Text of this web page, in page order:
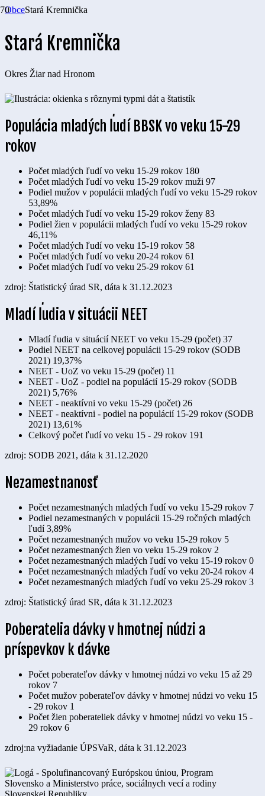
ObceStará Kremnička
Stará Kremnička
Okres Žiar nad Hronom
Populácia mladých ľudí BBSK vo veku 15-29
rokov
Počet mladých ľudí vo veku 15-29 rokov 180
Počet mladých ľudí vo veku 15-29 rokov muži 97
Podiel mužov v populácii mladých ľudí vo veku 15-29 rokov
53,89%
Počet mladých ľudí vo veku 15-29 rokov ženy 83
Podiel žien v populácii mladých ľudí vo veku 15-29 rokov
46,11%
Počet mladých ľudí vo veku 15-19 rokov 58
Počet mladých ľudí vo veku 20-24 rokov 61
Počet mladých ľudí vo veku 25-29 rokov 61
zdroj: Štatistický úrad SR, dáta k 31.12.2023
Mladí ľudia v situácii NEET
Mladí ľudia v situácií NEET vo veku 15-29 (počet) 37
Podiel NEET na celkovej populácii 15-29 rokov (SODB
2021) 19,37%
NEET - UoZ vo veku 15-29 (počet) 11
NEET - UoZ - podiel na populácií 15-29 rokov (SODB
2021) 5,76%
NEET - neaktívni vo veku 15-29 (počet) 26
NEET - neaktívni - podiel na populácií 15-29 rokov (SODB
2021) 13,61%
Celkový počet ľudí vo veku 15 - 29 rokov 191
zdroj: SODB 2021, dáta k 31.12.2020
Nezamestnanosť
Počet nezamestnaných mladých ľudí vo veku 15-29 rokov 7
Podiel nezamestnaných v populácii 15-29 ročných mladých
ľudí 3,89%
Počet nezamestnaných mužov vo veku 15-29 rokov 5
Počet nezamestnaných žien vo veku 15-29 rokov 2
Počet nezamestnaných mladých ľudí vo veku 15-19 rokov 0
Počet nezamestnaných mladých ľudí vo veku 20-24 rokov 4
Počet nezamestnaných mladých ľudí vo veku 25-29 rokov 3
zdroj: Štatistický úrad SR, dáta k 31.12.2023
Poberatelia dávky v hmotnej núdzi a
príspevkov k dávke
Počet poberateľov dávky v hmotnej núdzi vo veku 15 až 29
rokov 7
Počet mužov poberateľov dávky v hmotnej núdzi vo veku 15
- 29 rokov 1
Počet žien poberateliek dávky v hmotnej núdzi vo veku 15 -
29 rokov 6
zdroj:na vyžiadanie ÚPSVaR, dáta k 31.12.2023